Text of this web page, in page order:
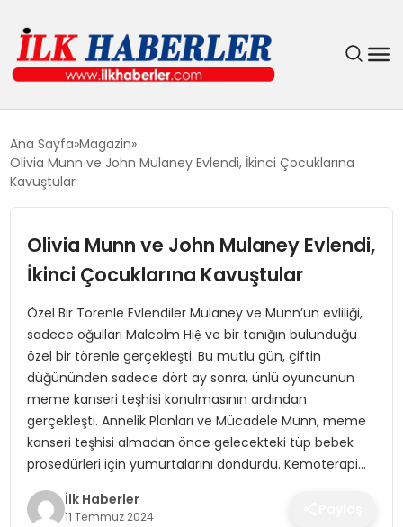
EĞITIM
GÜNDEM
MAGAZIN
SIYASET
SPOR
TEKNOLOJI
YAŞAM
Ana Sayfa Magazin
Olivia Munn ve John Mulaney Evlendi, İkinci Çocuklarına
Kavuştular
Olivia Munn ve John Mulaney Evlendi,
İkinci Çocuklarına Kavuştular
Özel Bir Törenle Evlendiler Mulaney ve Munn’un evliliği,
sadece oğulları Malcolm Hiệ ve bir tanığın bulunduğu
özel bir törenle gerçekleşti. Bu mutlu gün, çiftin
düğününden sadece dört ay sonra, ünlü oyuncunun
meme kanseri teşhisi konulmasının ardından
gerçekleşti. Annelik Planları ve Mücadele Munn, meme
kanseri teşhisi almadan önce gelecekteki tüp bebek
prosedürleri için yumurtalarını dondurdu. Kemoterapi…
İlk Haberler
11 Temmuz 2024